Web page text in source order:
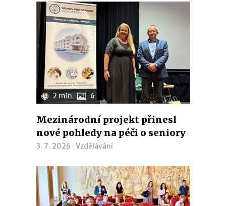
2 min 6
Mezinárodní projekt přinesl
nové pohledy na péči o seniory
3. 7. 2026 · Vzdělávání